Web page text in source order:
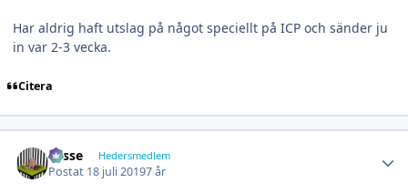
Har aldrig haft utslag på något speciellt på ICP och sänder ju
in var 2-3 vecka.
Citera
Lasse Hedersmedlem
Postat 18 juli 20197 år